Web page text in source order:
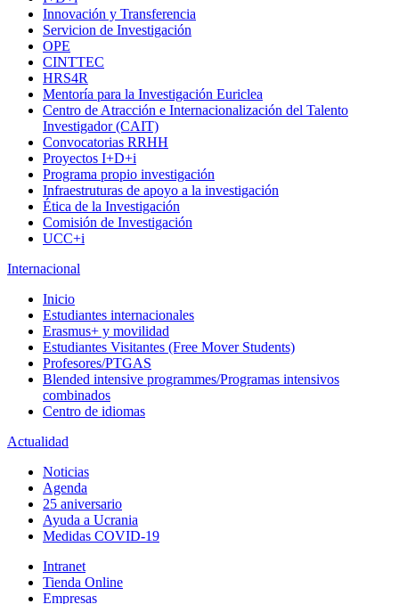
Innovación y Transferencia
Servicion de Investigación
OPE
CINTTEC
HRS4R
Mentoría para la Investigación Euriclea
Centro de Atracción e Internacionalización del Talento
Investigador (CAIT)
Convocatorias RRHH
Proyectos I+D+i
Programa propio investigación
Infraestruturas de apoyo a la investigación
Ética de la Investigación
Comisión de Investigación
UCC+i
Internacional
Inicio
Estudiantes internacionales
Erasmus+ y movilidad
Estudiantes Visitantes (Free Mover Students)
Profesores/PTGAS
Blended intensive programmes/Programas intensivos
combinados
Centro de idiomas
Actualidad
Noticias
Agenda
25 aniversario
Ayuda a Ucrania
Medidas COVID-19
Intranet
Tienda Online
Empresas